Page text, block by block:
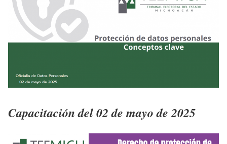
Capacitación del 02 de mayo de 2025